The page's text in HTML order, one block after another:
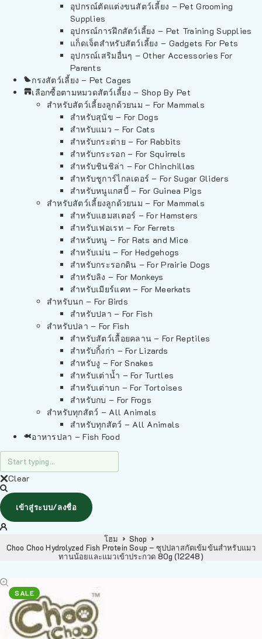
อุปกรณ์ตัดแต่งขนสัตว์เลี้ยง – Pet Grooming
Supplies
อุปกรณ์การฝึกสัตว์เลี้ยง – Pet Training Supplies
แก็ดเจ็ตสำหรับสัตว์เลี้ยง – Gadgets For Pets
อุปกรณ์เสริมอื่นๆ – Other Accessories For
Parents
กรงสัตว์เลี้ยง – Pet Cages
เลือกซื้อตามหมวดสัตว์เลี้ยง – Shop By Pet
สำหรับสัตว์เลี้ยงลูกด้วยนม – For Mammals
สำหรับสุนัข – For Dogs
สำหรับแมว – For Cats
สำหรับกระต่าย – For Rabbits
สำหรับกระรอก – For Squirrels
สำหรับชินชิล่า – For Chinchillas
สำหรับชูการ์ไกลเดอร์ – For Sugar Gliders
สำหรับหนูแกสบี้ – For Guinea Pigs
สำหรับสัตว์เลี้ยงลูกด้วยนม – For Mammals
สำหรับแฮมสเตอร์ – For Hamsters
สำหรับเฟอเรท – For Ferrets
สำหรับหนู – For Rats and Mice
สำหรับเม่น – For Hedgehogs
สำหรับกระรอกดิน – For Prairie Dogs
สำหรับลิง – For Monkeys
สำหรับเมียร์แคท – For Meerkats
สำหรับนก – For Birds
สำหรับปลา – For Fish
สำหรับปลา – For Fish
สำหรับสัตว์เลื้อยคลาน – For Reptiles
สำหรับกิ้งก่า – For Lizards
สำหรับงู – For Snakes
สำหรับเต่าน้ำ – For Turtles
สำหรับเต่าบก – For Tortoises
สำหรับกบ – For Frogs
สำหรับทุกสัตว์ – All Animals
สำหรับทุกสัตว์ – All Animals
อาหารปลา – Fish Food
Clear
เข้าสู่ระบบ/ลงชื่อ
โฮม
Shop
Choo Choo Hydrolyzed Fish Protein Soup – ซุปปลาสกัดเข้มข้นสำหรับแมว
ทานน้อยและแมวเข้าประกวด 80g (12248)
SALE